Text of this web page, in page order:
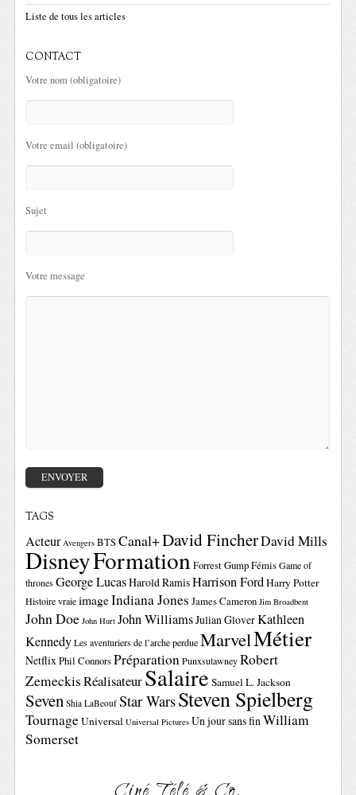
Liste de tous les articles
CONTACT
Votre nom (obligatoire)
Votre email (obligatoire)
Sujet
Votre message
TAGS
Acteur Avengers BTSCanal+David FincherDavid Mills
DisneyFormationForrest GumpFémis Game of
thrones George LucasHarold RamisHarrison FordHarry Potter
Histoire vraie imageIndiana Jones James Cameron Jim Broadbent
John Doe John Hurt John WilliamsJulian GloverKathleen
Kennedy Les aventuriers de l’arche perdue MarvelMétier
NetflixPhil ConnorsPréparation Punxsutawney Robert
ZemeckisRéalisateurSalaire Samuel L. Jackson
Seven Shia LaBeouf Star WarsSteven Spielberg
TournageUniversal Universal Pictures Un jour sans finWilliam
Somerset